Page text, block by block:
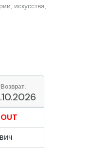
искусства,
Возврат: